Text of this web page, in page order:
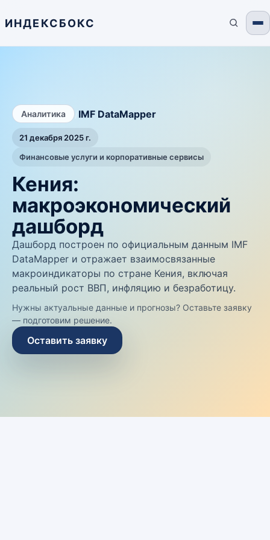
ИНДЕКСБОКС
Аналитика IMF DataMapper
21 декабря 2025 г.
Финансовые услуги и корпоративные сервисы
Кения:
макроэкономический
дашборд
Дашборд построен по официальным данным IMF
DataMapper и отражает взаимосвязанные
макроиндикаторы по стране Кения, включая
реальный рост ВВП, инфляцию и безработицу.
Нужны актуальные данные и прогнозы? Оставьте заявку
— подготовим решение.
Оставить заявку